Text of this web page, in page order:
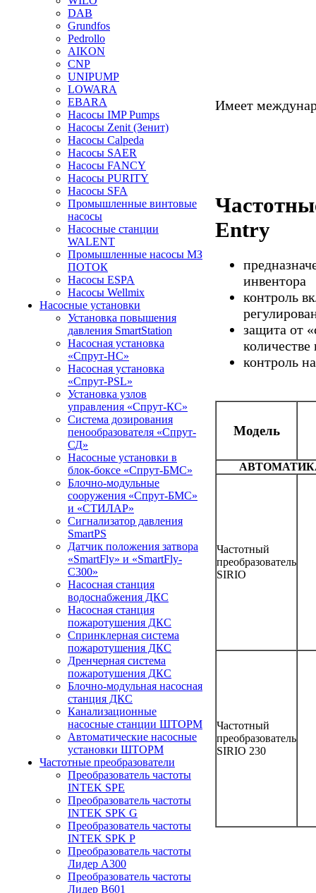
DAB
Grundfos
Pedrollo
AIKON
CNP
UNIPUMP
LOWARA
EBARA
Насосы IMP Pumps
Насосы Zenit (Зенит)
Насосы Calpeda
Насосы SAER
Насосы FANCY
Насосы PURITY
Насосы SFA
Промышленные винтовые
насосы
Насосные станции
WALENT
Промышленные насосы МЗ
ПОТОК
Насосы ESPA
Насосы Wellmix
Насосные установки
Установка повышения
давления SmartStation
Насосная установка
«Спрут-НС»
Насосная установка
«Спрут-PSL»
Установка узлов
управления «Спрут-КС»
Система дозирования
пенообразователя «Спрут-
СД»
Насосные установки в
блок-боксе «Спрут-БМС»
Блочно-модульные
сооружения «Спрут-БМС»
и «СТИЛАР»
Сигнализатор давления
SmartPS
Датчик положения затвора
«SmartFly» и «SmartFly-
С300»
Насосная станция
водоснабжения ДКС
Насосная станция
пожаротушения ДКС
Спринклерная система
пожаротушения ДКС
Дренчерная система
пожаротушения ДКС
Блочно-модульная насосная
станция ДКС
Канализационные
насосные станции ШТОРМ
Автоматические насосные
установки ШТОРМ
Частотные преобразователи
Преобразователь частоты
INTEK SPE
Преобразователь частоты
INTEK SPK G
Преобразователь частоты
INTEK SPK P
Преобразователь частоты
Лидер А300
Преобразователь частоты
Лидер B601
Имеет
Entry
инвентора
контроль
защита от
контроль
Модель
Частотный
преобразователь
SIRIO
Частотный
преобразователь
SIRIO 230